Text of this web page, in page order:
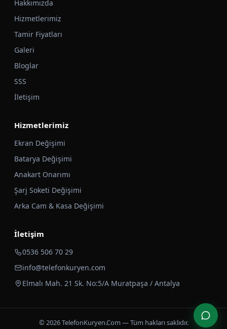
Hakkımızda
Hizmetlerimiz
Tamir Fiyatları
Galeri
Bloglar
SSS
İletişim
Hizmetlerimiz
Ekran Değişimi
Batarya Değişimi
Anakart Onarımı
Şarj Soketi Değişimi
Arka Cam & Kasa Değişimi
İletişim
0536 506 70 29
info@telefonkuryen.com
Elmalı Mah. 21 Sk. No:5/A Muratpaşa / Antalya
© 2026 TelefonKuryen.Com — Tüm hakları saklıdır.